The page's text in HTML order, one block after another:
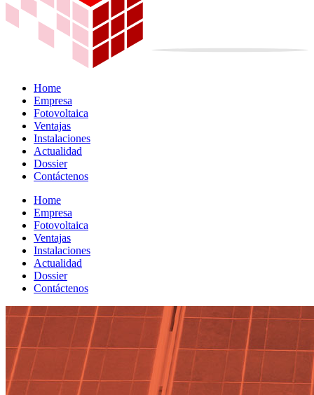
Home
Empresa
Fotovoltaica
Ventajas
Instalaciones
Actualidad
Dossier
Contáctenos
Home
Empresa
Fotovoltaica
Ventajas
Instalaciones
Actualidad
Dossier
Contáctenos